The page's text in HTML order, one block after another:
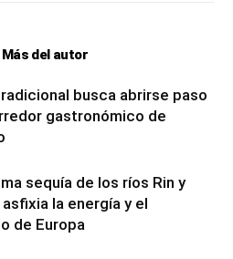
Más del autor
busca abrirse paso
gastronómico de
sequía de los ríos Rin y
asfixia la energía y el
de Europa